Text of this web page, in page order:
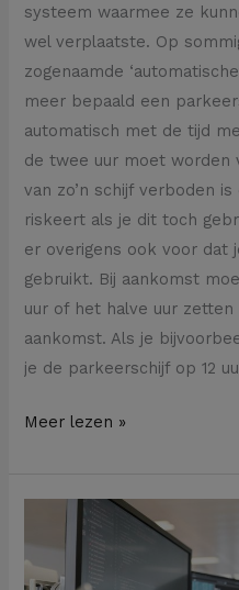
systeem waarmee ze
wel verplaatste. Op
zogenaamde
meer bepaald een
automatisch met de tijd
de twee uur moet worden
van zo’n schijf verboden
riskeert als je dit toch
er overigens ook voor dat
gebruikt. Bij aankomst
uur of het halve uur
aankomst. Als je
je de parkeerschijf op 12
Meer lezen »